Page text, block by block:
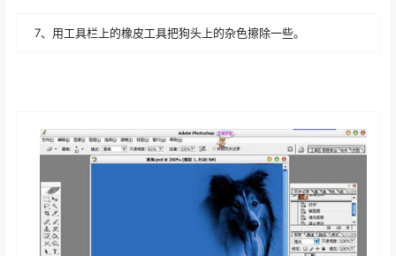
7、用工具栏上的橡皮工具把狗头上的杂色擦除一些。